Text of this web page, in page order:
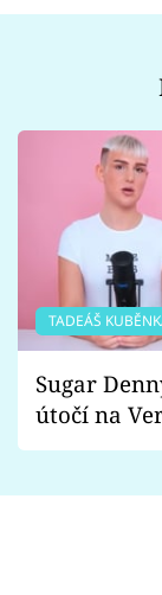
TADEÁŠ
Sugar
útočí na
Proč je